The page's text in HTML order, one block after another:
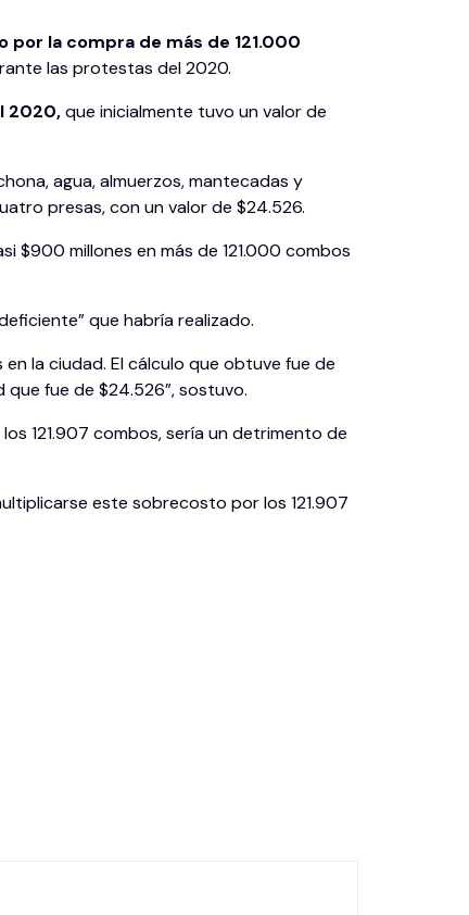
la compra de más de 121.000
las protestas del 2020.
2020,que inicialmente tuvo un valor de
agua, almuerzos, mantecadas y
presas, con un valor de $24.526.
$900 millones en más de 121.000 combos
que habría realizado.
la ciudad. El cálculo que obtuve fue de
fue de $24.526”, sostuvo.
121.907 combos, sería un detrimento de
este sobrecosto por los 121.907